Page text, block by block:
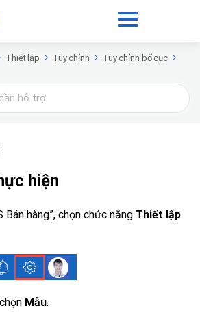
Thiết lập Tùy chỉnh
Tùy chỉnh bố cục
hiện
Bán hàng”, chọn chức năng Thiết lập
Mẫu.